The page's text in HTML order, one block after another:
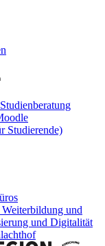
Studierende)
und
und Digitalität